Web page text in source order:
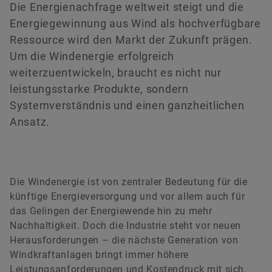
Kooperationen
Förderprojekte
Managers‘ Transactions
Rating
Hauptversammlung 2023
Hauptversammlung 2022
Hauptversammlung 2021
Außerordentliche Hauptversammlung 2020
Hauptversammlung 2020
Hauptversammlung 2018
Hauptversammlung 2017
Hauptversammlung 2016
Ecosystem
Kapitalmarkttag
Akquisitionen & Desinvestitionen
Finanzkalender
Die Energienachfrage weltweit steigt und die
Energiegewinnung aus Wind als hochverfügbare
Ressource wird den Markt der Zukunft prägen.
Um die Windenergie erfolgreich
weiterzuentwickeln, braucht es nicht nur
leistungsstarke Produkte, sondern
Systemverständnis und einen ganzheitlichen
Ansatz.
Die Windenergie ist von zentraler Bedeutung für die
künftige Energieversorgung und vor allem auch für
das Gelingen der Energiewende hin zu mehr
Nachhaltigkeit. Doch die Industrie steht vor neuen
Herausforderungen – die nächste Generation von
Windkraftanlagen bringt immer höhere
Leistungsanforderungen und Kostendruck mit sich.